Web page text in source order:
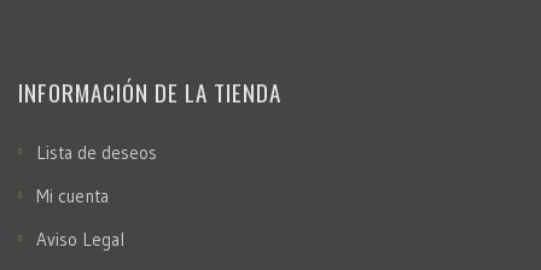
INFORMACIÓN DE LA TIENDA
Lista de deseos
Mi cuenta
Aviso Legal